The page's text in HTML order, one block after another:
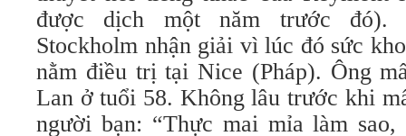
được dịch một năm trước đó).
Stockholm nhận giải vì lúc đó sức
nằm điều trị tại Nice (Pháp). Ông
Lan ở tuổi 58. Không lâu trước khi
người bạn: “Thực mai mỉa làm